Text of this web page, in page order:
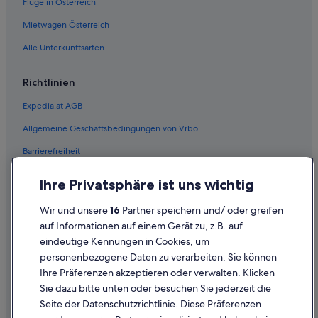
Mietwagen Österreich
Alle Unterkunftsarten
Richtlinien
Expedia.at AGB
Allgemeine Geschäftsbedingungen von Vrbo
Barrierefreiheit
Rechtliche Hinweise/Kontakt
Inhaltsrichtlinien und Melden von Inhalten
Hilfe
Ihre Privatsphäre ist uns wichtig
Wir und unsere16 Partner speichern und/ oder greifen
auf Informationen auf einem Gerät zu, z.B. auf
eindeutige Kennungen in Cookies, um
personenbezogene Daten zu verarbeiten. Sie können
Ihre Präferenzen akzeptieren oder verwalten. Klicken
Sie dazu bitte unten oder besuchen Sie jederzeit die
Seite der Datenschutzrichtlinie. Diese Präferenzen